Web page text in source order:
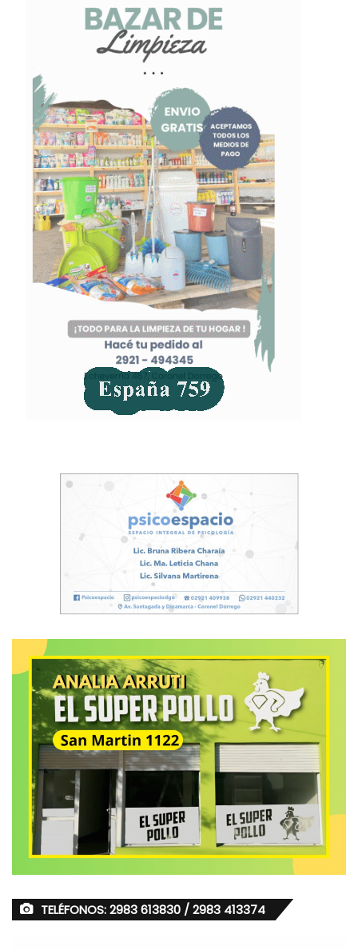
TELÉFONOS: 2983 613830 / 2983 413374